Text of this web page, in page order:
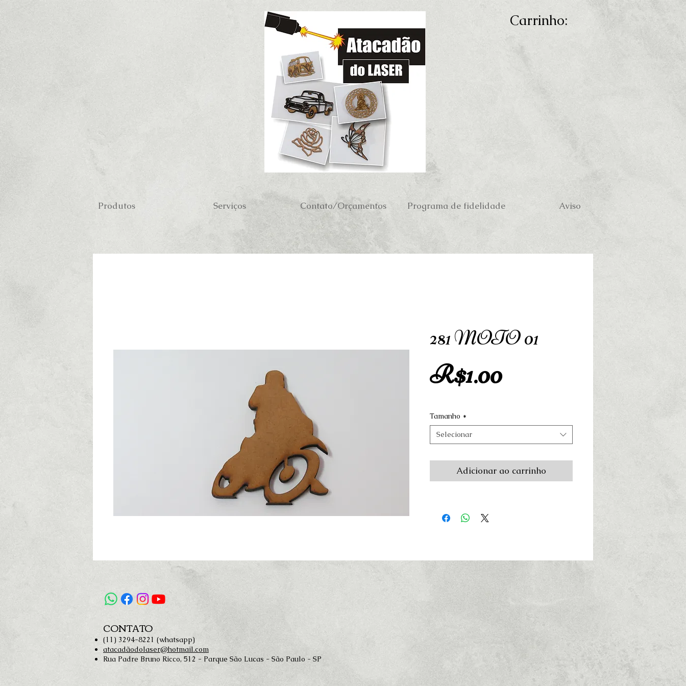
Carrinho:
Produtos Serviços Contato/Orçamentos Programa de fidelidade Aviso
281 MOTO 01
R$1.00Preço
Tamanho *
Selecionar
Adicionar ao carrinho
CONTATO
(11) 3294-8221 (whatsapp)
atacadãodolaser@hotmail.com
Rua Padre Bruno Ricco, 512 - Parque São Lucas - São Paulo - SP